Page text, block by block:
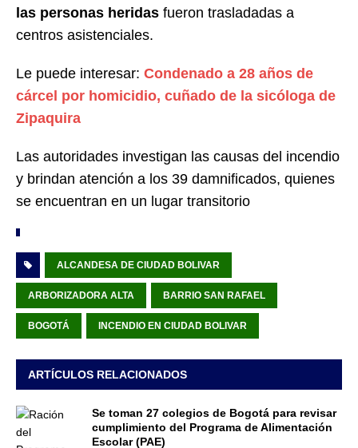
las personas heridas fueron trasladadas a
centros asistenciales.
Le puede interesar: Condenado a 28 años de
cárcel por homicidio, cuñado de la sicóloga de
Zipaquira
Las autoridades investigan las causas del incendio
y brindan atención a los 39 damnificados, quienes
se encuentran en un lugar transitorio
ALCANDESA DE CIUDAD BOLIVAR
ARBORIZADORA ALTA BARRIO SAN RAFAEL
BOGOTÁ INCENDIO EN CIUDAD BOLIVAR
ARTÍCULOS RELACIONADOS
Se toman 27 colegios de Bogotá para revisar
cumplimiento del Programa de Alimentación
Escolar (PAE)